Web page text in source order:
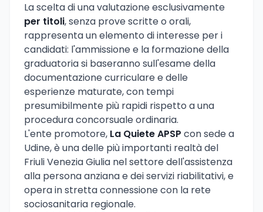
La scelta di una valutazione esclusivamente
per titoli, senza prove scritte o orali,
rappresenta un elemento di interesse per i
candidati: l'ammissione e la formazione della
graduatoria si baseranno sull'esame della
documentazione curriculare e delle
esperienze maturate, con tempi
presumibilmente più rapidi rispetto a una
procedura concorsuale ordinaria.
L'ente promotore, La Quiete APSP con sede a
Udine, è una delle più importanti realtà del
Friuli Venezia Giulia nel settore dell'assistenza
alla persona anziana e dei servizi riabilitativi, e
opera in stretta connessione con la rete
sociosanitaria regionale.